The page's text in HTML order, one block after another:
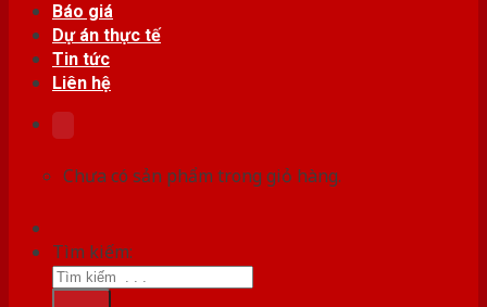
Báo giá
Dự án thực tế
Tin tức
Liên hệ
Chưa có sản phẩm trong giỏ hàng.
Tìm kiếm: